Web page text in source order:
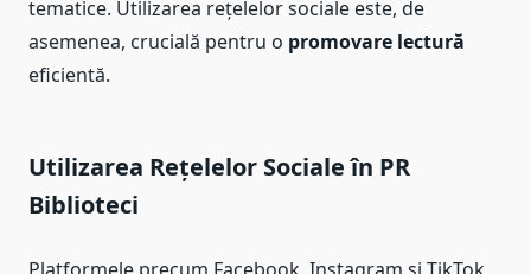
tematice. Utilizarea rețelelor sociale este, de
asemenea, crucială pentru o promovare lectură
eficientă.
Utilizarea Rețelelor Sociale în PR
Biblioteci